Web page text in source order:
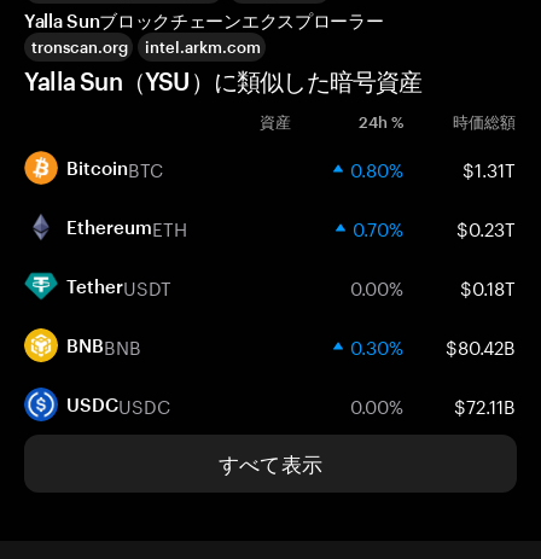
Yalla Sunブロックチェーンエクスプローラー
tronscan.org intel.arkm.com
Yalla Sun（YSU）に類似した暗号資産
資産 24h % 時価総額
BitcoinBTC 0.80% $1.31T
EthereumETH 0.70% $0.23T
TetherUSDT 0.00% $0.18T
BNBBNB 0.30% $80.42B
USDCUSDC 0.00% $72.11B
すべて表示